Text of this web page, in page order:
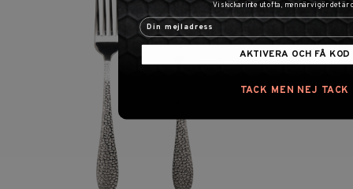
Vi skickar inte ut ofta, men när vi gör det är
AKTIVERA OCH FÅ KOD
TACK MEN NEJ TACK